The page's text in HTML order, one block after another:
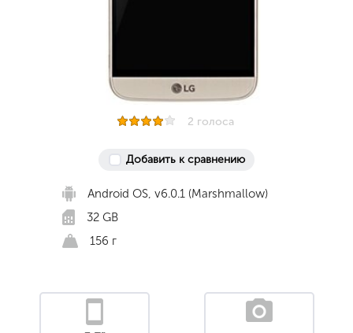
2 голоса
Добавить к сравнению
Android OS, v6.0.1 (Marshmallow)
32 GB
156 г